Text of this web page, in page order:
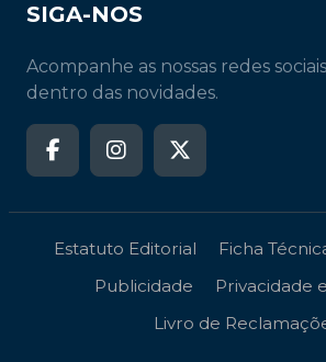
SIGA-NOS
Acompanhe as nossas redes
dentro das novidades.
Estatuto Editorial Ficha
Publicidade
Privacidade
Livro de